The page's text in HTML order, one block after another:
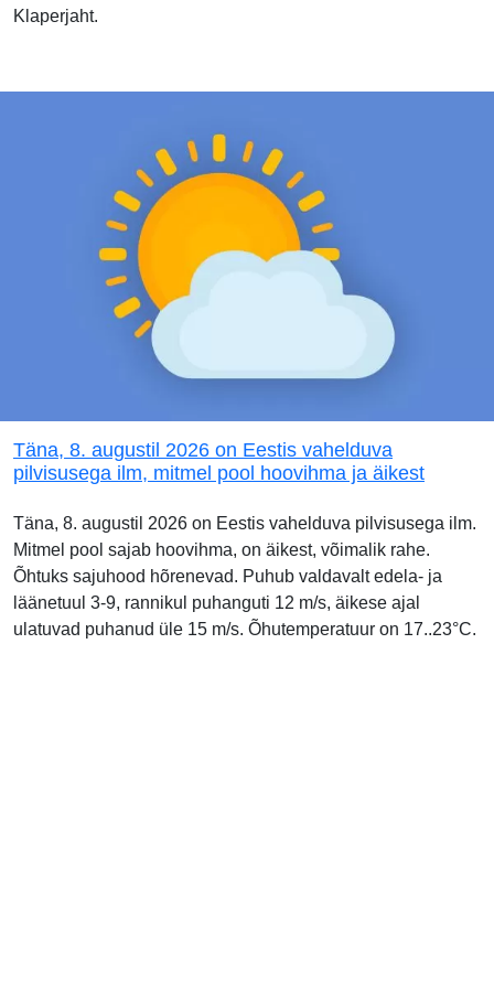
Klaperjaht.
Täna, 8. augustil 2026 on Eestis vahelduva
pilvisusega ilm, mitmel pool hoovihma ja äikest
Täna, 8. augustil 2026 on Eestis vahelduva pilvisusega ilm.
Mitmel pool sajab hoovihma, on äikest, võimalik rahe.
Õhtuks sajuhood hõrenevad. Puhub valdavalt edela- ja
läänetuul 3-9, rannikul puhanguti 12 m/s, äikese ajal
ulatuvad puhanud üle 15 m/s. Õhutemperatuur on 17..23°C.